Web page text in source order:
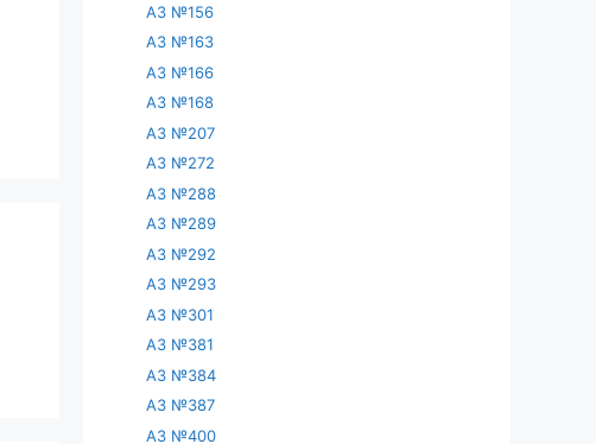
АЗ №156
АЗ №163
АЗ №166
АЗ №168
АЗ №207
АЗ №272
АЗ №288
АЗ №289
АЗ №292
АЗ №293
АЗ №301
АЗ №381
АЗ №384
АЗ №387
АЗ №400